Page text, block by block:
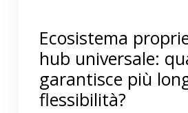
Ecosistema
hub universale:
garantisce più
flessibilità?